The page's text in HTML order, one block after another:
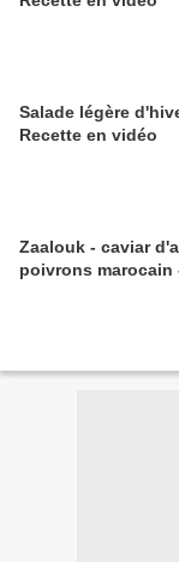
Salade légère
Recette en vidéo
Zaalouk - caviar
poivrons marocain